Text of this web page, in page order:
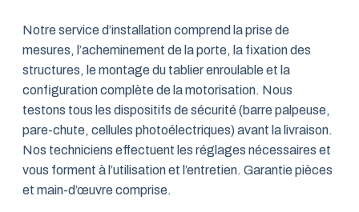
Notre service d’installation comprend la prise de
mesures, l’acheminement de la porte, la fixation des
structures, le montage du tablier enroulable et la
configuration complète de la motorisation. Nous
testons tous les dispositifs de sécurité (barre palpeuse,
pare-chute, cellules photoélectriques) avant la livraison.
Nos techniciens effectuent les réglages nécessaires et
vous forment à l’utilisation et l’entretien. Garantie pièces
et main-d’œuvre comprise.